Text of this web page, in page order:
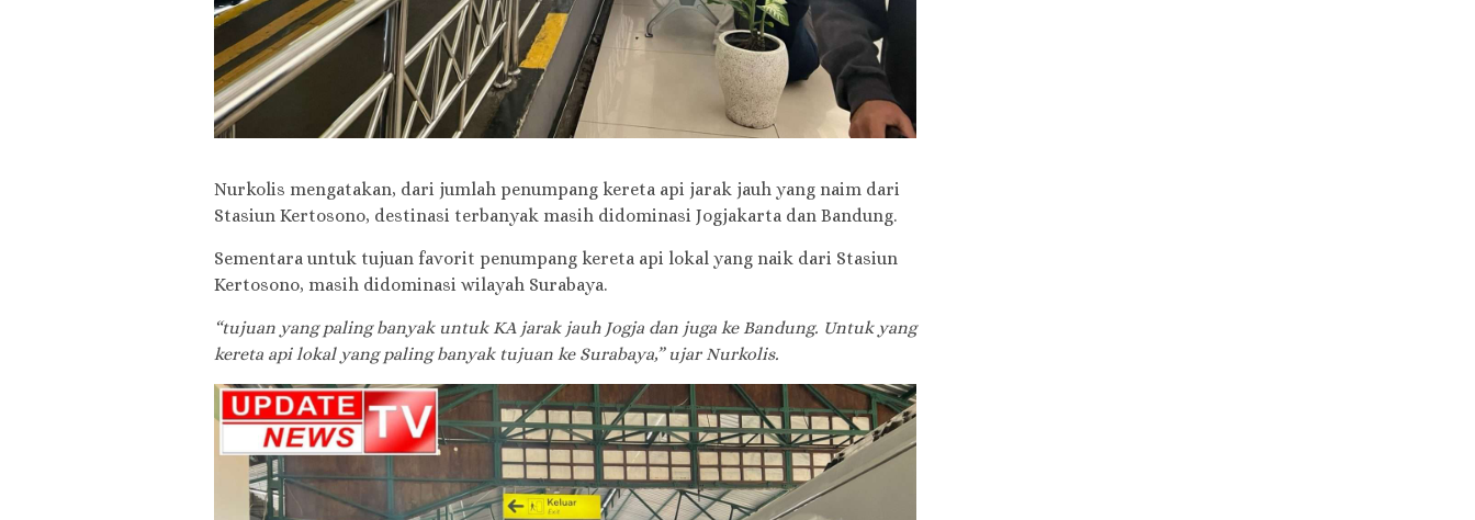
Nurkolis mengatakan, dari jumlah penumpang kereta api jarak jauh yang naim dari
Stasiun Kertosono, destinasi terbanyak masih didominasi Jogjakarta dan Bandung.
Sementara untuk tujuan favorit penumpang kereta api lokal yang naik dari Stasiun
Kertosono, masih didominasi wilayah Surabaya.
“tujuan yang paling banyak untuk KA jarak jauh Jogja dan juga ke Bandung. Untuk yang
kereta api lokal yang paling banyak tujuan ke Surabaya,” ujar Nurkolis.